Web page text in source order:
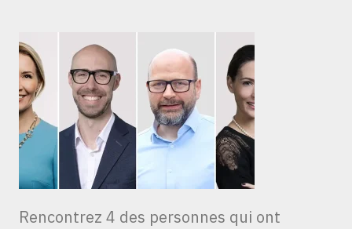
Rencontrez 4 des personnes qui ont